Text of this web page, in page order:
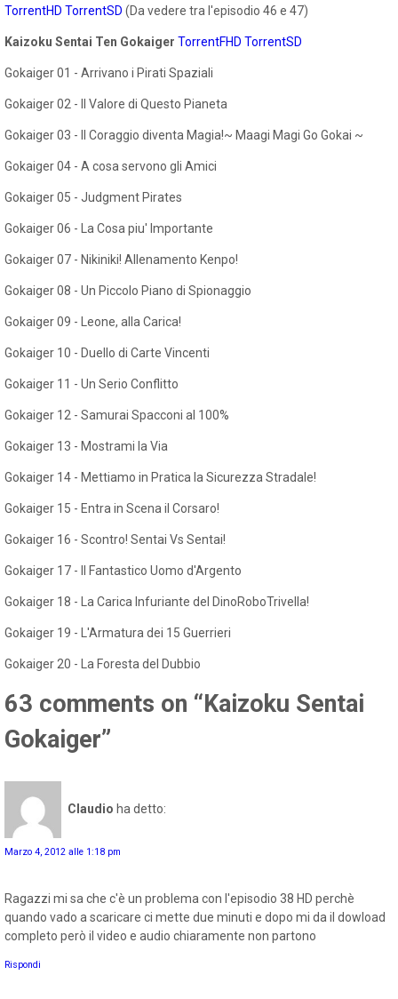
TorrentHD TorrentSD (Da vedere tra l'episodio 46 e 47)
Kaizoku Sentai Ten Gokaiger TorrentFHD TorrentSD
Gokaiger 01 - Arrivano i Pirati Spaziali
Gokaiger 02 - Il Valore di Questo Pianeta
Gokaiger 03 - Il Coraggio diventa Magia!~ Maagi Magi Go Gokai ~
Gokaiger 04 - A cosa servono gli Amici
Gokaiger 05 - Judgment Pirates
Gokaiger 06 - La Cosa piu' Importante
Gokaiger 07 - Nikiniki! Allenamento Kenpo!
Gokaiger 08 - Un Piccolo Piano di Spionaggio
Gokaiger 09 - Leone, alla Carica!
Gokaiger 10 - Duello di Carte Vincenti
Gokaiger 11 - Un Serio Conflitto
Gokaiger 12 - Samurai Spacconi al 100%
Gokaiger 13 - Mostrami la Via
Gokaiger 14 - Mettiamo in Pratica la Sicurezza Stradale!
Gokaiger 15 - Entra in Scena il Corsaro!
Gokaiger 16 - Scontro! Sentai Vs Sentai!
Gokaiger 17 - Il Fantastico Uomo d'Argento
Gokaiger 18 - La Carica Infuriante del DinoRoboTrivella!
Gokaiger 19 - L'Armatura dei 15 Guerrieri
Gokaiger 20 - La Foresta del Dubbio
63 comments on “Kaizoku Sentai
Gokaiger”
Claudio ha detto:
Marzo 4, 2012 alle 1:18 pm
Ragazzi mi sa che c'è un problema con l'episodio 38 HD perchè
quando vado a scaricare ci mette due minuti e dopo mi da il dowload
completo però il video e audio chiaramente non partono
Rispondi